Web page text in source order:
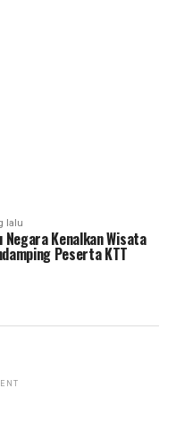
lalu
Negara Kenalkan Wisata
Peserta KTT